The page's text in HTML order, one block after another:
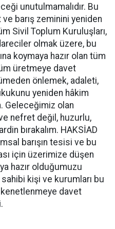
unutulmamalıdır. Bu
barış zeminini yeniden
Sivil Toplum Kuruluşları,
olmak üzere, bu
koymaya hazır olan tüm
üretmeye davet
önlemek, adaleti,
yeniden hâkim
Geleceğimiz olan
ve nefret değil, huzurlu,
bırakalım. HAKSİAD
barışın tesisi ve bu
için üzerimize düşen
hazır olduğumuzu
kişi ve kurumları bu
davet